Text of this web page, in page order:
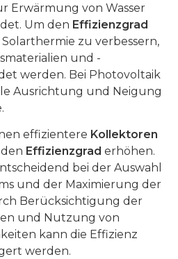
Erwärmung von Wasser
Um den Effizienzgrad
zu verbessern,
und -
werden. Bei Photovoltaik
Ausrichtung und Neigung
effizientere Kollektoren
den Effizienzgrad erhöhen.
bei der Auswahl
und der Maximierung der
Berücksichtigung der
und Nutzung von
kann die Effizienz
werden.